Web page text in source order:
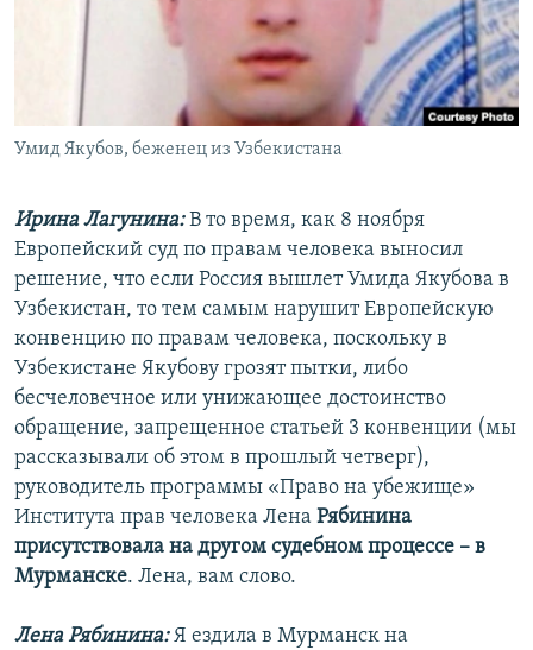
РАСПИСАНИЕ ВЕЩАНИЯ
ПОДПИШИТЕСЬ НА РАССЫЛКУ
СОЦИАЛЬНЫЕ СЕТИ
Все сайты РСЕ/РС
Умид Якубов, беженец из Узбекистана
Ирина Лагунина:В то время, как 8 ноября
Европейский суд по правам человека выносил
решение, что если Россия вышлет Умида Якубова в
Узбекистан, то тем самым нарушит Европейскую
конвенцию по правам человека, поскольку в
Узбекистане Якубову грозят пытки, либо
бесчеловечное или унижающее достоинство
обращение, запрещенное статьей 3 конвенции (мы
рассказывали об этом в прошлый четверг),
руководитель программы «Право на убежище»
Института прав человека Лена Рябинина
присутствовала на другом судебном процессе – в
Мурманске. Лена, вам слово.
Лена Рябинина:Я ездила в Мурманск на